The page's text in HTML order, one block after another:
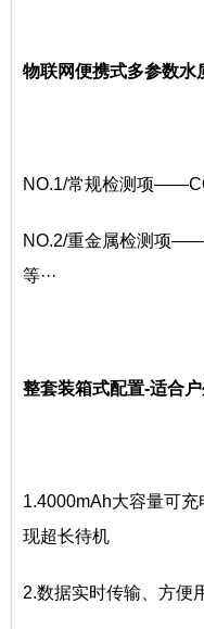
物联网便携式多参数水
NO.1/常规检测项
NO.2/重金属检测项
等···
整套装箱式配置-适合
1.4000mAh大容量可
现超长待机
2.数据实时传输、方便